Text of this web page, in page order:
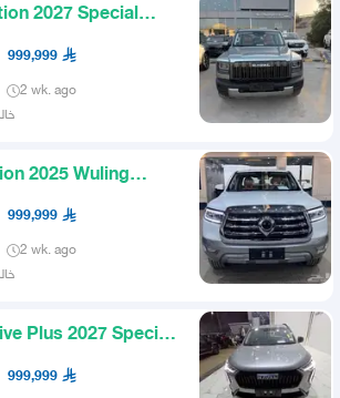
2027 Special
Financ
999,999
2 wk. ago
2025 Wuling
999,999
2 wk. ago
Plus 2027 Special
999,999